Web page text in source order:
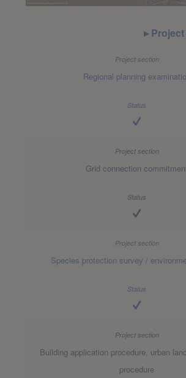
Regional planning
Grid connection
Species protection survey /
Building application procedure, urban
procedure